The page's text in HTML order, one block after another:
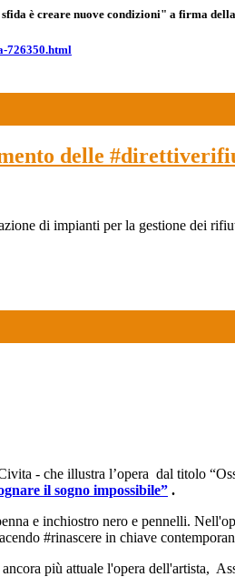
è creare nuove condizioni" a firma
726350.html
delle
di impianti per la gestione dei
- che illustra l’opera dal titolo
il sogno impossibile” .
e inchiostro nero e pennelli.
#rinascere in chiave
più attuale l'opera dell'artista,